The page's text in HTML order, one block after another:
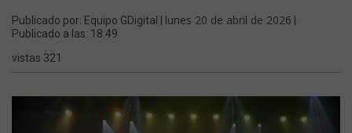
Publicado por: Equipo GDigital | lunes 20 de abril de 2026
Publicado a las: 18:49
vistas 321